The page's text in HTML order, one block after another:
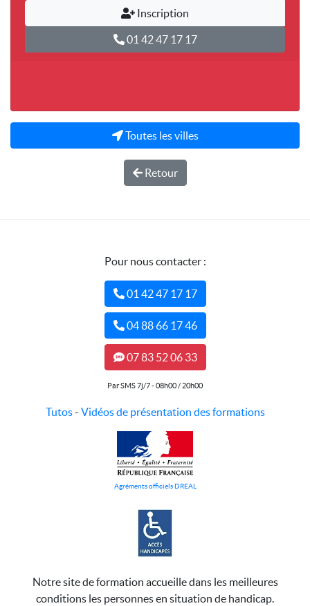
Inscription
01 42 47 17 17
Toutes les villes
Retour
Pour nous contacter :
01 42 47 17 17
04 88 66 17 46
07 83 52 06 33
Par SMS 7j/7 - 08h00 / 20h00
Tutos- Vidéos de présentation des formations
Agréments officiels DREAL
Notre site de formation accueille dans les meilleures
conditions les personnes en situation de handicap.